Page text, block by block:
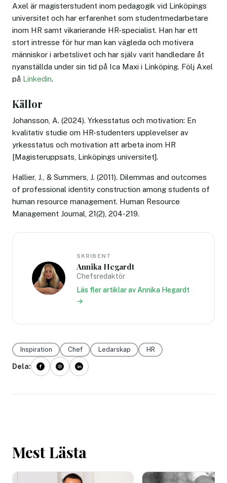
Axel är magisterstudent inom pedagogik vid Linköpings
universitet och har erfarenhet som studentmedarbetare
inom HR samt vikarierande HR-specialist. Han har ett
stort intresse för hur man kan vägleda och motivera
människor i arbetslivet och har själv varit handledare åt
nyanställda under sin tid på Ica Maxi i Linköping. Följ Axel
på Linkedin.
Källor
Johansson, A. (2024). Yrkesstatus och motivation: En
kvalitativ studie om HR-studenters upplevelser av
yrkesstatus och motivation att arbeta inom HR
[Magisteruppsats, Linköpings universitet].
Hallier, J., & Summers, J. (2011). Dilemmas and outcomes
of professional identity construction among students of
human resource management. Human Resource
Management Journal, 21(2), 204-219.
SKRIBENT
Annika Hegardt
Chefsredaktör
Läs fler artiklar av Annika Hegardt
→
Inspiration Chef Ledarskap HR
Dela:
Mest Lästa